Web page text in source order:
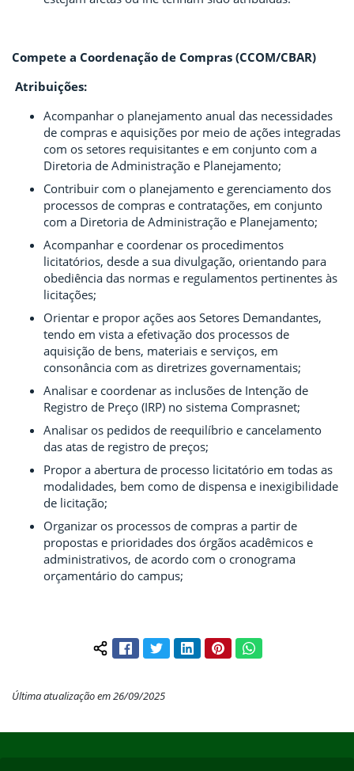
Compete a Coordenação de Compras (CCOM/CBAR)
Atribuições:
Acompanhar o planejamento anual das necessidades
de compras e aquisições por meio de ações integradas
com os setores requisitantes e em conjunto com a
Diretoria de Administração e Planejamento;
Contribuir com o planejamento e gerenciamento dos
processos de compras e contratações, em conjunto
com a Diretoria de Administração e Planejamento;
Acompanhar e coordenar os procedimentos
licitatórios, desde a sua divulgação, orientando para
obediência das normas e regulamentos pertinentes às
licitações;
Orientar e propor ações aos Setores Demandantes,
tendo em vista a efetivação dos processos de
aquisição de bens, materiais e serviços, em
consonância com as diretrizes governamentais;
Analisar e coordenar as inclusões de Intenção de
Registro de Preço (IRP) no sistema Comprasnet;
Analisar os pedidos de reequilíbrio e cancelamento
das atas de registro de preços;
Propor a abertura de processo licitatório em todas as
modalidades, bem como de dispensa e inexigibilidade
de licitação;
Organizar os processos de compras a partir de
propostas e prioridades dos órgãos acadêmicos e
administrativos, de acordo com o cronograma
orçamentário do campus;
Compartilhar conteúdo:
FacebookTwitterLinkedInPinterestWhatsApp
Última atualização em 26/09/2025